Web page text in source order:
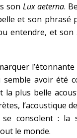
son Lux aeterna.
et son phrasé
entendre, et son
semble avoir
la plus belle
l’acoustique
se consolent :
le monde.